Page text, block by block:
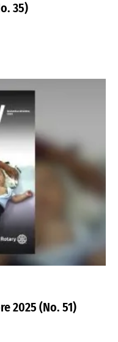
35)
2025 (No. 51)